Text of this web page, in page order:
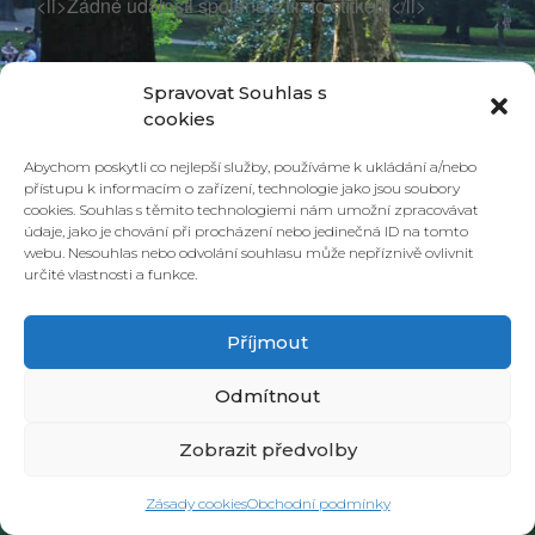
Spravovat Souhlas s
cookies
Abychom poskytli co nejlepší služby, používáme k ukládání a/nebo
přístupu k informacím o zařízení, technologie jako jsou soubory
cookies. Souhlas s těmito technologiemi nám umožní zpracovávat
údaje, jako je chování při procházení nebo jedinečná ID na tomto
webu. Nesouhlas nebo odvolání souhlasu může nepříznivě ovlivnit
určité vlastnosti a funkce.
Příjmout
Odmítnout
Zobrazit předvolby
Zásady cookiesObchodní podmínky
© 2026 PONAVA CAFÉ & RESTAURANT |